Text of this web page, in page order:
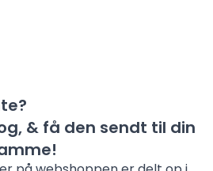
& få den sendt til din